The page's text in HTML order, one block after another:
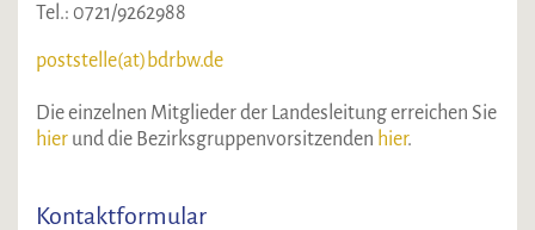
Tel.: 0721/9262988
poststelle(at)bdrbw.de
Die einzelnen Mitglieder der Landesleitung erreichen Sie
hier und die Bezirksgruppenvorsitzenden hier.
Kontaktformular